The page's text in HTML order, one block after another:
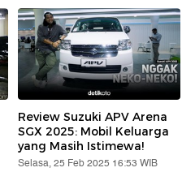
Review Suzuki APV Arena
SGX 2025: Mobil Keluarga
yang Masih Istimewa!
Selasa, 25 Feb 2025 16:53 WIB